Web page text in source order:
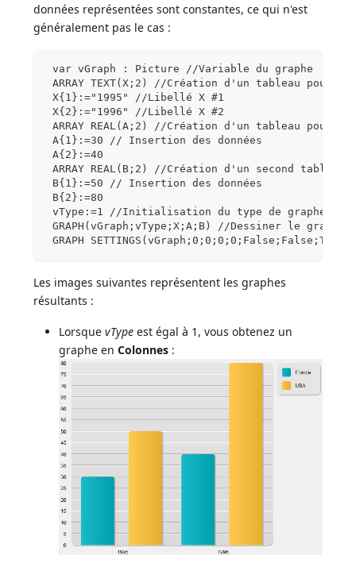
données représentées sont constantes, ce qui n'est
généralement pas le cas :
var vGraph : Picture //Variable du graphe
ARRAY TEXT(X;2) //Création d'un tableau pour
X{1}:="1995" //Libellé X #1
X{2}:="1996" //Libellé X #2
ARRAY REAL(A;2) //Création d'un tableau pour
A{1}:=30 // Insertion des données
A{2}:=40
ARRAY REAL(B;2) //Création d'un second
B{1}:=50 // Insertion des données
B{2}:=80
vType:=1 //Initialisation du type de graphe
GRAPH(vGraph;vType;X;A;B) //Dessiner le graphe
GRAPH
Les images suivantes représentent les graphes
résultants :
LorsquevType est égal à 1, vous obtenez un
graphe enColonnes :